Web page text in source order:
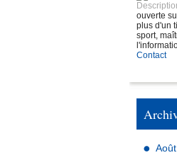
ouverte
plus d'un
sport,
Contact